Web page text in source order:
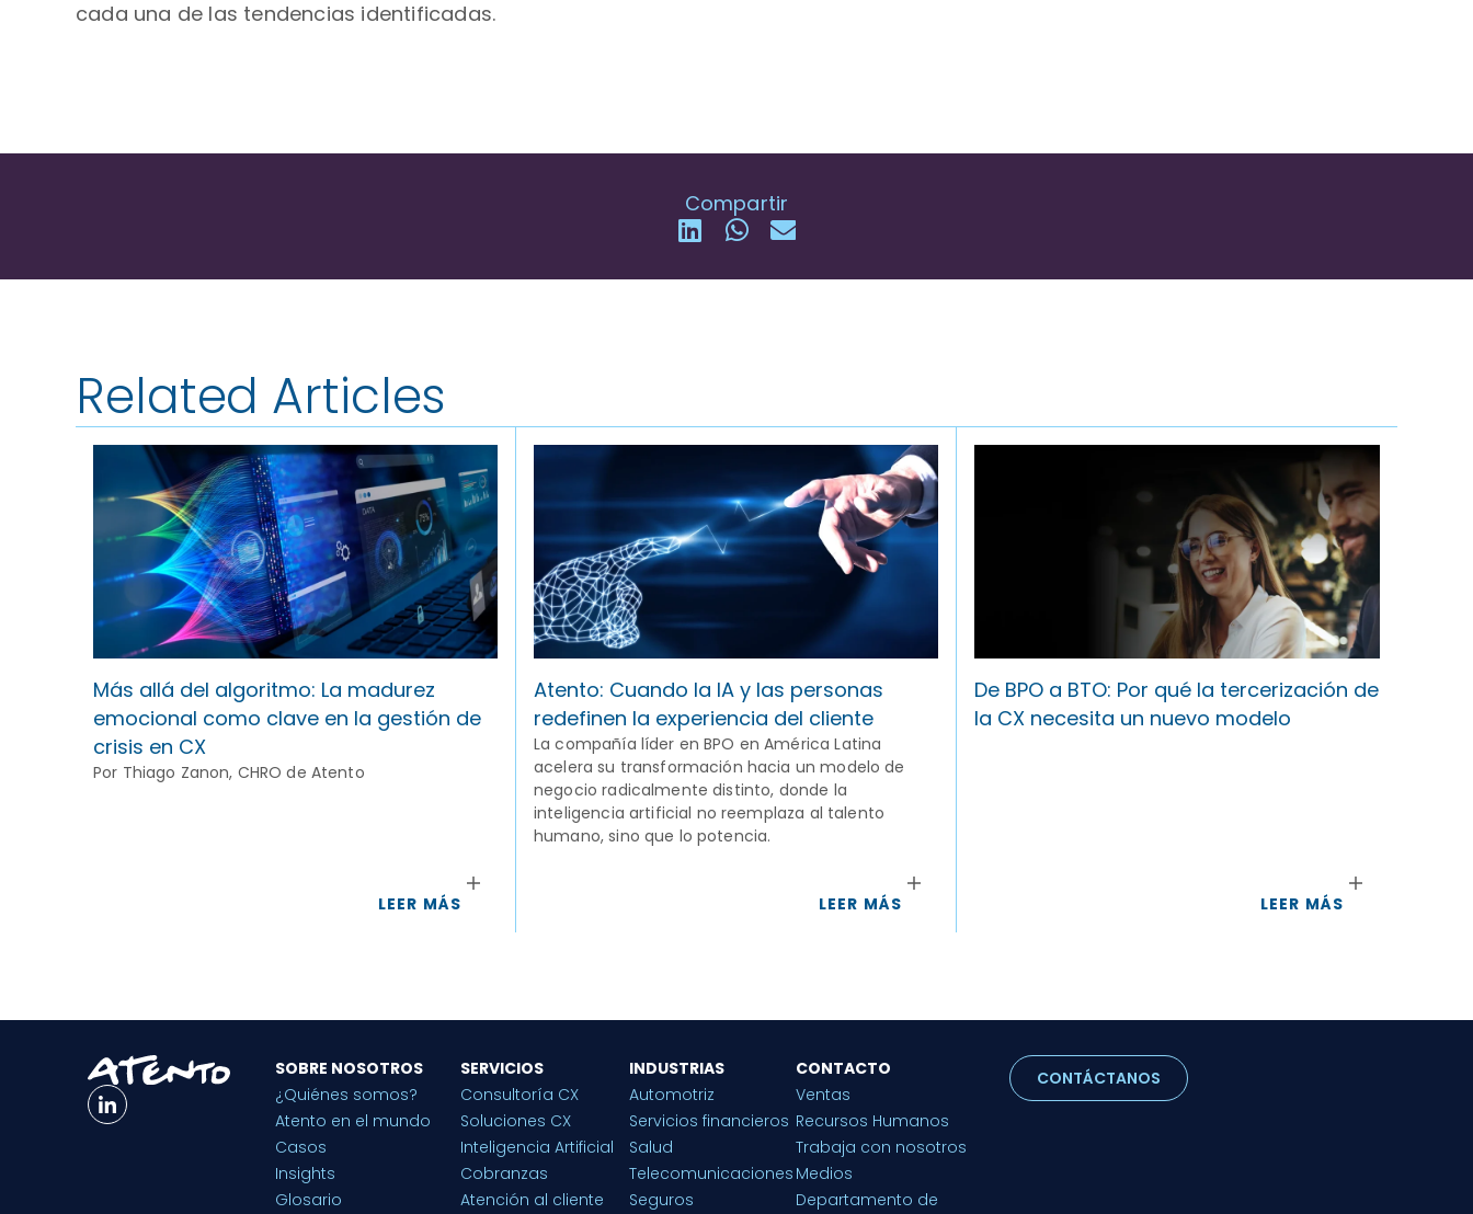
cada una de las tendencias identificadas.
Compartir
Related Articles
Más allá del algoritmo: La madurez
emocional como clave en la gestión de
crisis en CX
Por Thiago Zanon, CHRO de Atento
LEER MÁS
Atento: Cuando la IA y las personas
redefinen la experiencia del cliente
La compañía líder en BPO en América Latina
acelera su transformación hacia un modelo de
negocio radicalmente distinto, donde la
inteligencia artificial no reemplaza al talento
humano, sino que lo potencia.
LEER MÁS
De BPO a BTO: Por qué la tercerización de
la CX necesita un nuevo modelo
LEER MÁS
SOBRE NOSOTROS
¿Quiénes somos?
Atento en el mundo
Casos
Insights
Glosario
SERVICIOS
Consultoría CX
Soluciones CX
Inteligencia Artificial
Cobranzas
Atención al cliente
INDUSTRIAS
Automotriz
Servicios financieros
Salud
Telecomunicaciones
Seguros
CONTACTO
Ventas
Recursos Humanos
Trabaja con nosotros
Medios
Departamento de
CONTÁCTANOS